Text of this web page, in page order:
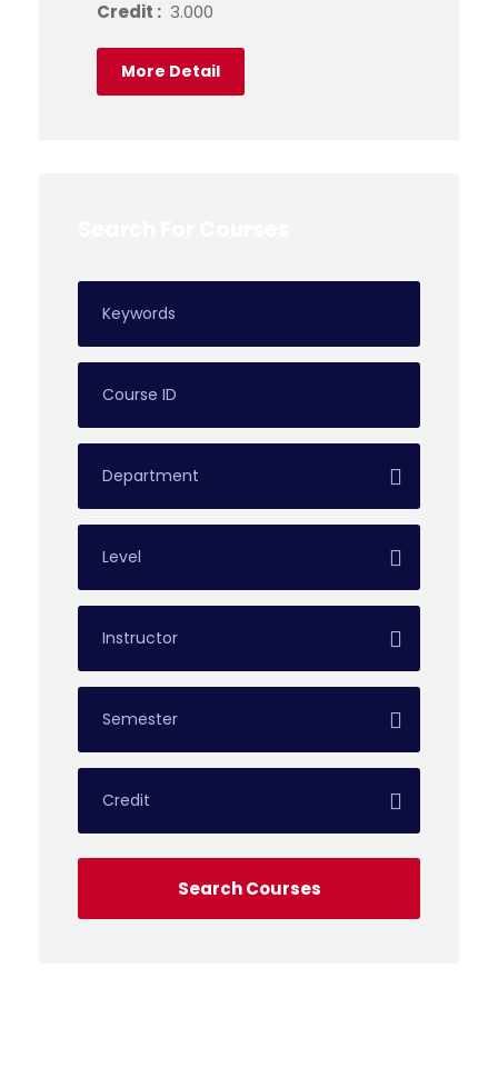
Credit : 3.000
More Detail